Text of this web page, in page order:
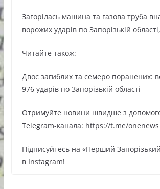
Загорілась машина та газова труба
ворожих ударів по Запорізькій
Читайте також:
Двоє загиблих та семеро поранених:
976 ударів по Запорізькій області
Oтримуйте нoвини швидше з
Telegram-кaнaлa: https://t.me/
Підписуйтесь нa «Перший
в Instagram!